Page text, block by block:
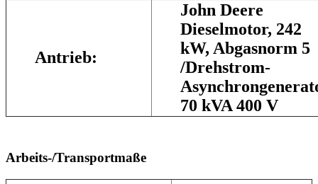
Antrieb:
John Deere
Dieselmotor, 242
kW, Abgasnorm 5
/Drehstrom-
70 kVA 400 V
Arbeits-/Transportmaße